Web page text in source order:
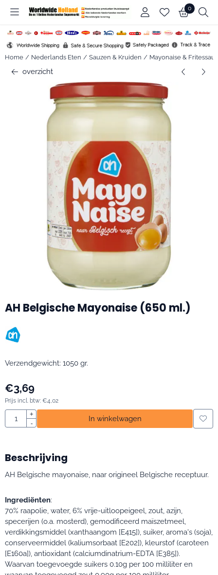
Cookievoorkeuren zijn beschikbaar. Kies instellingen of sta alle
0
Home / Nederlands Eten / Sauzen & Kruiden / Mayonaise & Fritessaus
overzicht
AH Belgische Mayonaise (650 ml.)
Verzendgewicht: 1050 gr.
€3,69
Prijs incl. btw: €4,02
Aantal
+
-
In winkelwagen
Beschrijving
AH Belgische mayonaise, naar origineel Belgische receptuur.
Ingrediënten:
70% raapolie, water, 6% vrije-uitloopeigeel, zout, azijn,
specerijen (o.a. mosterd), gemodificeerd maïszetmeel,
verdikkingsmiddel (xanthaangom [E415]), suiker, aroma's (soja),
conserveermiddel (kaliumsorbaat [E202]), kleurstof (caroteen
[E160a]), antioxidant (calciumdinatrium-EDTA [E385]).
Waarvan toegevoegde suikers 0.10g per 100 milliliter en